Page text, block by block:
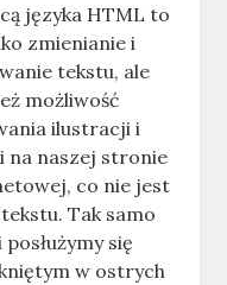
języka HTML to
zmienianie i
tekstu, ale
możliwość
ilustracji i
na naszej stronie
co nie jest
Tak samo
się
w ostrych